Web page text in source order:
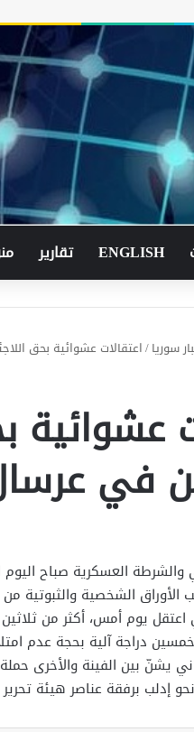
ENGLISH تقارير
سوريا/اعتقالات عشوائية بحق
عشوائية
في عرسال
والشرطة العسكرية صباح
الأوراق الشخصية والثبوتية
اعتقل يوم أمس، أكثر من
دراجة آلية بحجة عدم
يشنّ بين الفينة والأخرى
إدلب برفقة عناصر هيئة تحرير